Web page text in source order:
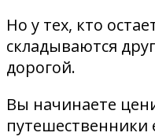
Но у тех, кто
складываются
дорогой.
Вы начинаете
путешественники